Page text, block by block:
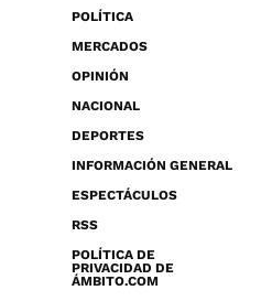
POLÍTICA
MERCADOS
OPINIÓN
NACIONAL
DEPORTES
INFORMACIÓN GENERAL
ESPECTÁCULOS
RSS
POLÍTICA DE
PRIVACIDAD DE
ÁMBITO.COM